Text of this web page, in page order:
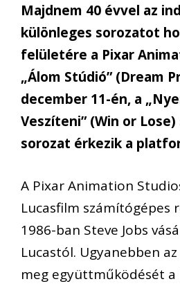
Majdnem 40 évvel az
különleges sorozatot
felületére a Pixar
„Álom Stúdió” (Dream
december 11-én, a
Veszíteni” (Win or
sorozat érkezik a
A Pixar Animation
Lucasfilm számítógépes
1986-ban Steve Jobs
Lucastól. Ugyanebben
meg együttműködését a